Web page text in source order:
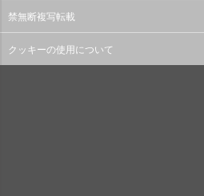
禁無断複写転載
クッキーの使用について